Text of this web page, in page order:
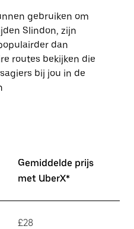
gebruiken om
Slindon, zijn
dan
routes bekijken die
bij jou in de
Gemiddelde prijs
met UberX*
£28